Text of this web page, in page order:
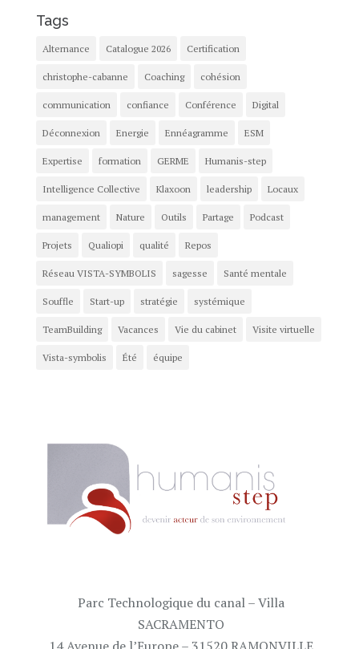
Tags
Alternance Catalogue 2026 Certification
christophe-cabanne Coaching cohésion
communication confiance Conférence Digital
Déconnexion Energie Ennéagramme ESM
Expertise formation GERME Humanis-step
Intelligence Collective Klaxoon leadership Locaux
management Nature Outils Partage Podcast
Projets Qualiopi qualité Repos
Réseau VISTA-SYMBOLIS sagesse Santé mentale
Souffle Start-up stratégie systémique
TeamBuilding Vacances Vie du cabinet Visite virtuelle
Vista-symbolis Été équipe
Parc Technologique du canal – Villa
SACRAMENTO